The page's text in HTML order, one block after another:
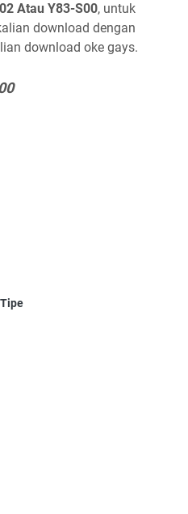
Atau Y83-S00, untuk
download dengan
download oke gays.